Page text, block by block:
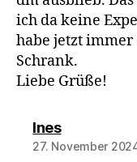
ich da keine
habe jetzt
Schrank.
Liebe Grüße!
Inessagt:
27. November